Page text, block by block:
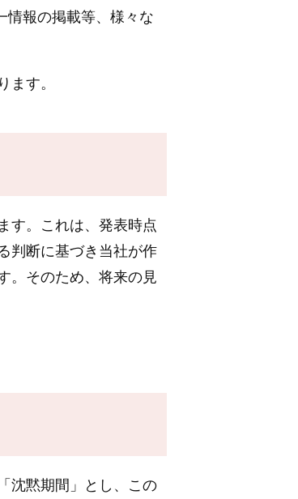
情報の掲載等、様々な
す。
す。これは、発表時点
判断に基づき当社が作
。そのため、将来の見
沈黙期間」とし、この